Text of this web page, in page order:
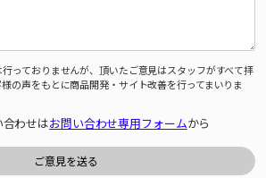
っておりませんが、頂いたご意見はスタッフがすべて拝
の声をもとに商品開発・サイト改善を行ってまいりま
わせはお問い合わせ専用フォームから